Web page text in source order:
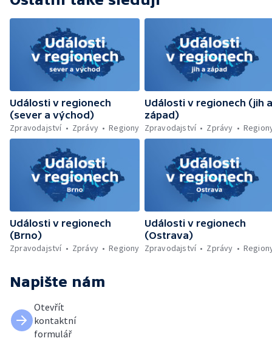
lesa u Velhartic — Další rozsáhlý lesní požár
Náchodsku — Znovuotevření rozhledny na
Libíně — Obchvat Náchoda je zhruba v
polovině — Požár v kempu na Pardubicku —
Wonkův most po rekonstrukci — Letiště
Václava Havla odbavilo 8 milionů cestujících
— V Plzni přibývá nelegálních graffiti
Události v regionech
(sever a východ)
Zpravodajství
Zprávy Regiony
Události v regionech (jih a
západ)
Zpravodajství
Zprávy
Události v regionech
(Brno)
Zpravodajství
Zprávy Regiony
Události v regionech
(Ostrava)
Zpravodajství
Zprávy
Napište nám
Otevřít
kontaktní
formulář